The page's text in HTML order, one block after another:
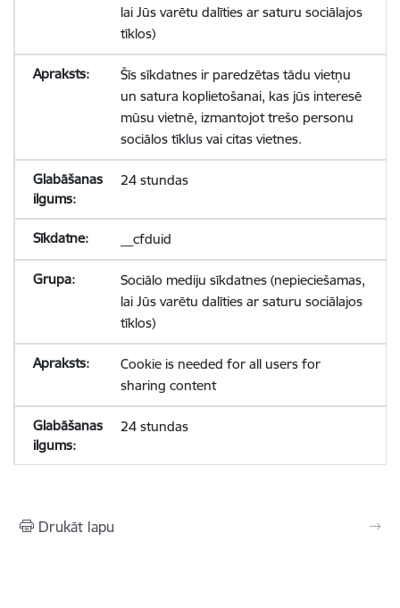
lai Jūs varētu dalīties ar saturu sociālajos
tīklos)
Šīs sīkdatnes ir paredzētas tādu vietņu
un satura koplietošanai, kas jūs interesē
mūsu vietnē, izmantojot trešo personu
sociālos tīklus vai citas vietnes.
24 stundas
__cfduid
Sociālo mediju sīkdatnes (nepieciešamas,
lai Jūs varētu dalīties ar saturu sociālajos
tīklos)
Cookie is needed for all users for
sharing content
24 stundas
Drukāt lapu